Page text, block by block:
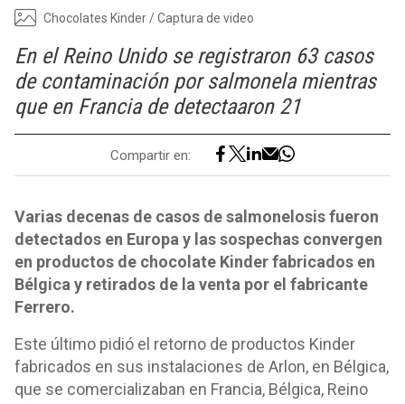
Chocolates Kinder / Captura de video
En el Reino Unido se registraron 63 casos
de contaminación por salmonela mientras
que en Francia de detectaaron 21
Compartir en:
Varias decenas de casos de salmonelosis fueron
detectados en Europa y las sospechas convergen
en productos de chocolate Kinder fabricados en
Bélgica y retirados de la venta por el fabricante
Ferrero.
Este último pidió el retorno de productos Kinder
fabricados en sus instalaciones de Arlon, en Bélgica,
que se comercializaban en Francia, Bélgica, Reino